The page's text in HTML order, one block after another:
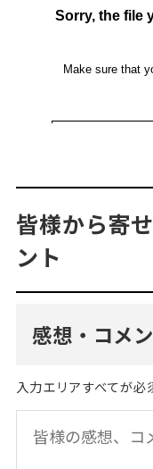
皆様から寄
ント
感想・コメ
入力エリアすべてが必